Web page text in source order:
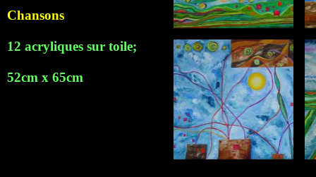
Chansons
12 acryliques sur toile;
52cm x 65cm